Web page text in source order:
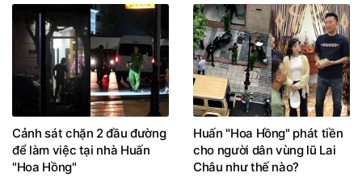
Cảnh sát chặn 2 đầu đường
để làm việc tại nhà Huấn
"Hoa Hồng"
Huấn "Hoa Hồng" phát tiền
cho người dân vùng lũ Lai
Châu như thế nào?